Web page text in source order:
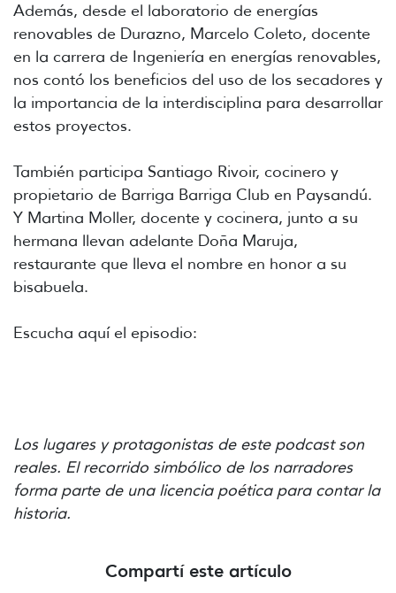
Además, desde el laboratorio de energías
renovables de Durazno, Marcelo Coleto, docente
en la carrera de Ingeniería en energías renovables,
nos contó los beneficios del uso de los secadores y
la importancia de la interdisciplina para desarrollar
estos proyectos.
También participa Santiago Rivoir, cocinero y
propietario de Barriga Barriga Club en Paysandú.
Y Martina Moller, docente y cocinera, junto a su
hermana llevan adelante Doña Maruja,
restaurante que lleva el nombre en honor a su
bisabuela.
Escucha aquí el episodio:
Los lugares y protagonistas de este podcast son
reales. El recorrido simbólico de los narradores
forma parte de una licencia poética para contar la
historia.
Compartí este artículo